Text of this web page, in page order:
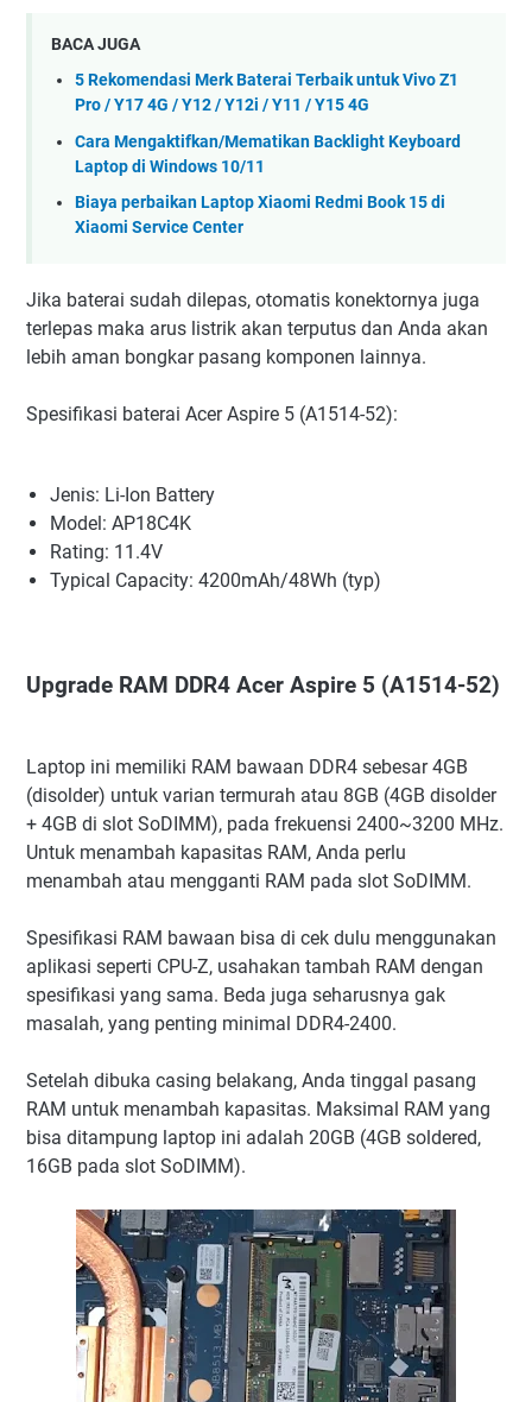
BACA JUGA
5 Rekomendasi Merk Baterai Terbaik untuk Vivo Z1
Pro / Y17 4G / Y12 / Y12i / Y11 / Y15 4G
Cara Mengaktifkan/Mematikan Backlight Keyboard
Laptop di Windows 10/11
Biaya perbaikan Laptop Xiaomi Redmi Book 15 di
Xiaomi Service Center
Jika baterai sudah dilepas, otomatis konektornya juga
terlepas maka arus listrik akan terputus dan Anda akan
lebih aman bongkar pasang komponen lainnya.
Spesifikasi baterai Acer Aspire 5 (A1514-52):
Jenis: Li-Ion Battery
Model: AP18C4K
Rating: 11.4V
Typical Capacity: 4200mAh/48Wh (typ)
Upgrade RAM DDR4 Acer Aspire 5 (A1514-52)
Laptop ini memiliki RAM bawaan DDR4 sebesar 4GB
(disolder) untuk varian termurah atau 8GB (4GB disolder
+ 4GB di slot SoDIMM), pada frekuensi 2400~3200 MHz.
Untuk menambah kapasitas RAM, Anda perlu
menambah atau mengganti RAM pada slot SoDIMM.
Spesifikasi RAM bawaan bisa di cek dulu menggunakan
aplikasi seperti CPU-Z, usahakan tambah RAM dengan
spesifikasi yang sama. Beda juga seharusnya gak
masalah, yang penting minimal DDR4-2400.
Setelah dibuka casing belakang, Anda tinggal pasang
RAM untuk menambah kapasitas. Maksimal RAM yang
bisa ditampung laptop ini adalah 20GB (4GB soldered,
16GB pada slot SoDIMM).